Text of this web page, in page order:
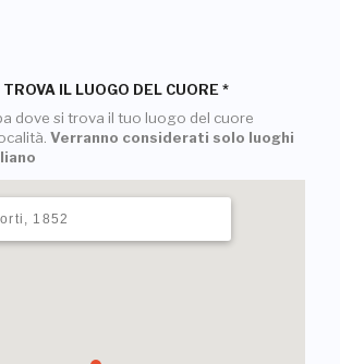
TROVA IL LUOGO DEL CUORE *
dove si trova il tuo luogo del cuore
Verranno considerati solo luoghi